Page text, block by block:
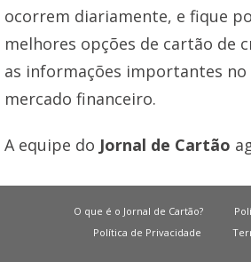
ocorrem diariamente, e fique
melhores opções de cartão de
as informações importantes no
mercado financeiro.
A equipe do Jornal de Cartão
O que é o Jornal de Cartão?
Política de Privacidade